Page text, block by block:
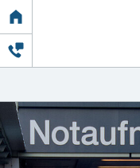
Link
zur
Startseite